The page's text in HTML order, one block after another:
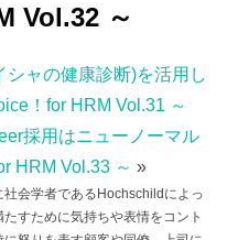
Vol.32 ～
シャの健康診断)を活用し
！for HRM Vol.31 ～
採用はニューノーマル
HRM Vol.33 ～ »
社会学者であるHochschildによっ
すために気持ちや表情をコント